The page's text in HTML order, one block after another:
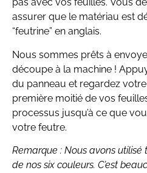
pas avec vos feuilles. Vous
assurer que le matériau est
“feutrine” en anglais.
Nous sommes prêts à
découpe à la machine !
du panneau et regardez
première moitié de vos
processus jusqu’à ce que
votre feutre.
Remarque : Nous avons
de nos six couleurs. C’est